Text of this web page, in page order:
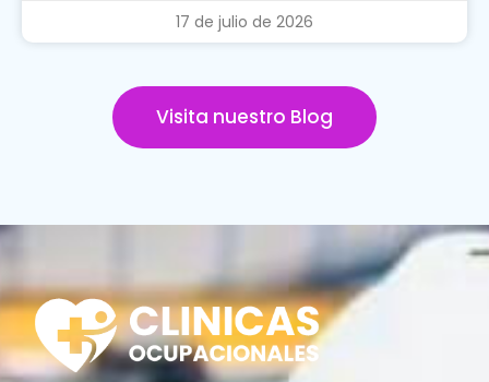
17 de julio de 2026
Visita nuestro Blog